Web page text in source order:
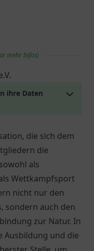
mehr Infos)
ihre Daten
die sich dem
die
als
Wettkampfsport
nicht nur den
sondern auch den
zur Natur. In
Ausbildung und die